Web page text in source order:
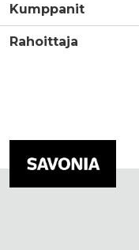
Kumppanit
Rahoittaja